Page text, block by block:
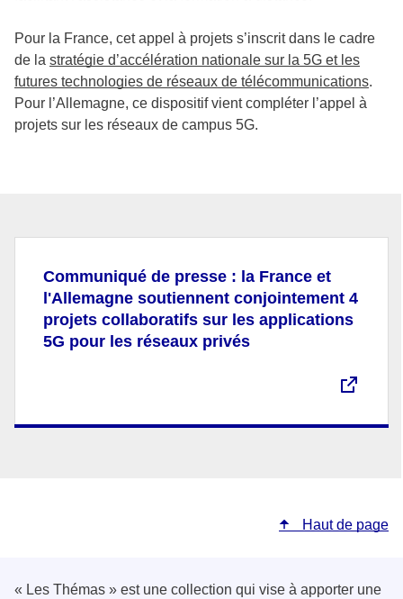
Pour la France, cet appel à projets s’inscrit dans le cadre
de la stratégie d’accélération nationale sur la 5G et les
futures technologies de réseaux de télécommunications.
Pour l’Allemagne, ce dispositif vient compléter l’appel à
projets sur les réseaux de campus 5G.
Communiqué de presse : la France et
l'Allemagne soutiennent conjointement 4
projets collaboratifs sur les applications
5G pour les réseaux privés
Haut de page
« Les Thémas » est une collection qui vise à apporter une